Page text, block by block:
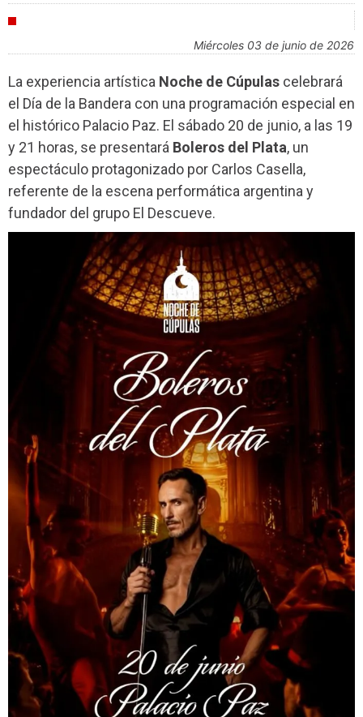
miércoles 03 de junio de 2026
La experiencia artística Noche de Cúpulas celebrará
el Día de la Bandera con una programación especial en
el histórico Palacio Paz. El sábado 20 de junio, a las 19
y 21 horas, se presentará Boleros del Plata, un
espectáculo protagonizado por Carlos Casella,
referente de la escena performática argentina y
fundador del grupo El Descueve.